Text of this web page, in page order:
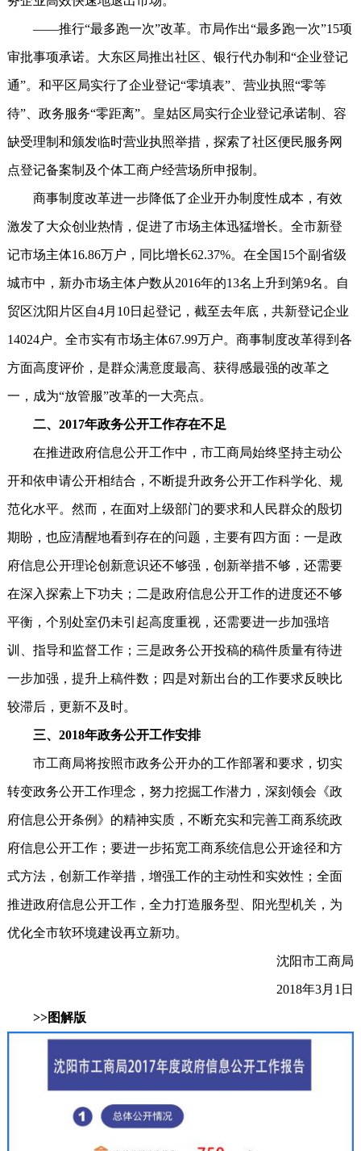
——推行“最多跑一次”改革。市局作出“最多跑一次”15项
审批事项承诺。大东区局推出社区、银行代办制和“企业登记
通”。和平区局实行了企业登记“零填表”、营业执照“零等
待”、政务服务“零距离”。皇姑区局实行企业登记承诺制、容
缺受理制和颁发临时营业执照举措，探索了社区便民服务网
点登记备案制及个体工商户经营场所申报制。
商事制度改革进一步降低了企业开办制度性成本，有效
激发了大众创业热情，促进了市场主体迅猛增长。全市新登
记市场主体16.86万户，同比增长62.37%。在全国15个副省级
城市中，新办市场主体户数从2016年的13名上升到第9名。自
贸区沈阳片区自4月10日起登记，截至去年底，共新登记企业
14024户。全市实有市场主体67.99万户。商事制度改革得到各
方面高度评价，是群众满意度最高、获得感最强的改革之
一，成为“放管服”改革的一大亮点。
二、2017年政务公开工作存在不足
在推进政府信息公开工作中，市工商局始终坚持主动公
开和依申请公开相结合，不断提升政务公开工作科学化、规
范化水平。然而，在面对上级部门的要求和人民群众的殷切
期盼，也应清醒地看到存在的问题，主要有四方面：一是政
府信息公开理论创新意识还不够强，创新举措不够，还需要
在深入探索上下功夫；二是政府信息公开工作的进度还不够
平衡，个别处室仍未引起高度重视，还需要进一步加强培
训、指导和监督工作；三是政务公开投稿的稿件质量有待进
一步加强，提升上稿件数；四是对新出台的工作要求反映比
较滞后，更新不及时。
三、2018年政务公开工作安排
市工商局将按照市政务公开办的工作部署和要求，切实
转变政务公开工作理念，努力挖掘工作潜力，深刻领会《政
府信息公开条例》的精神实质，不断充实和完善工商系统政
府信息公开工作；要进一步拓宽工商系统信息公开途径和方
式方法，创新工作举措，增强工作的主动性和实效性；全面
推进政府信息公开工作，全力打造服务型、阳光型机关，为
优化全市软环境建设再立新功。
沈阳市工商局
2018年3月1日
>>图解版